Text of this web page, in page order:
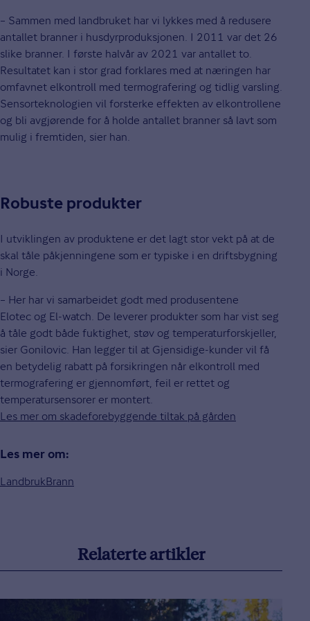
– Sammen med landbruket har vi lykkes med å redusere
antallet branner i husdyrproduksjonen. I 2011 var det 26
slike branner. I første halvår av 2021 var antallet to.
Resultatet kan i stor grad forklares med at næringen har
omfavnet elkontroll med termografering og tidlig varsling.
Sensorteknologien vil forsterke effekten av elkontrollene
og bli avgjørende for å holde antallet branner så lavt som
mulig i fremtiden, sier han.
Robuste produkter
I utviklingen av produktene er det lagt stor vekt på at de
skal tåle påkjenningene som er typiske i en driftsbygning
i Norge.
– Her har vi samarbeidet godt med produsentene
Elotec og El-watch. De leverer produkter som har vist seg
å tåle godt både fuktighet, støv og temperaturforskjeller,
sier Gonilovic. Han legger til at Gjensidige-kunder vil få
en betydelig rabatt på forsikringen når elkontroll med
termografering er gjennomført, feil er rettet og
temperatursensorer er montert.
Les mer om skadeforebyggende tiltak på gården
Les mer om:
LandbrukBrann
Relaterte artikler